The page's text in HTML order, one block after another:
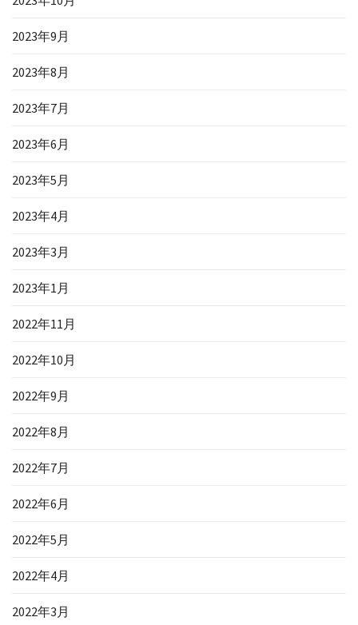
2023年9月
2023年8月
2023年7月
2023年6月
2023年5月
2023年4月
2023年3月
2023年1月
2022年11月
2022年10月
2022年9月
2022年8月
2022年7月
2022年6月
2022年5月
2022年4月
2022年3月